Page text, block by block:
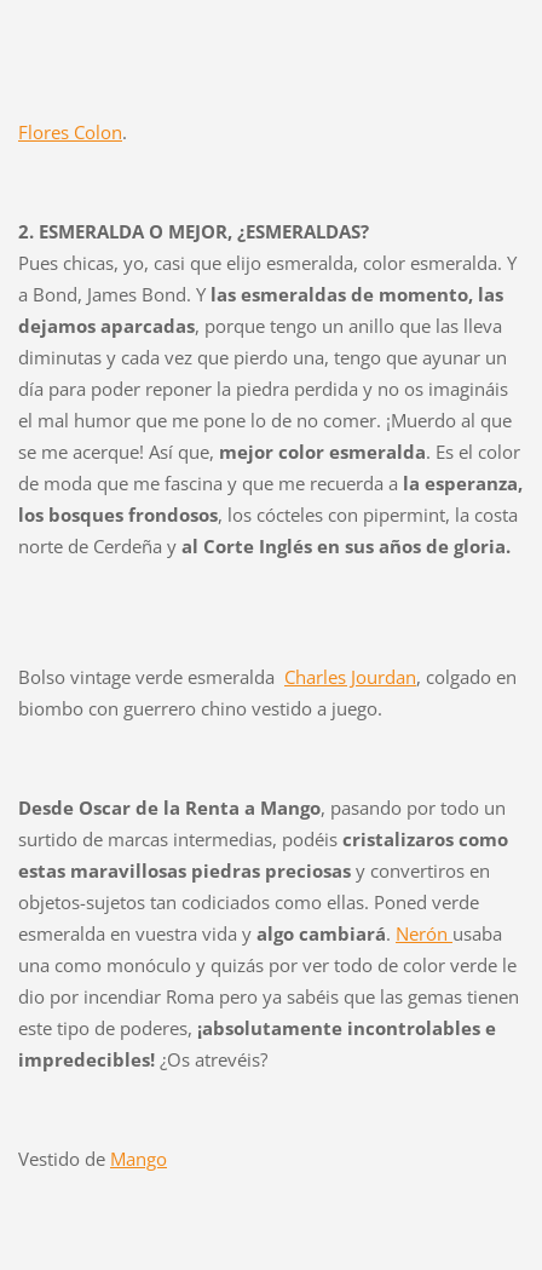
Flores Colon.
2. ESMERALDA O MEJOR, ¿ESMERALDAS?
Pues chicas, yo, casi que elijo esmeralda, color esmeralda. Y
a Bond, James Bond. Y las esmeraldas de momento, las
dejamos aparcadas, porque tengo un anillo que las lleva
diminutas y cada vez que pierdo una, tengo que ayunar un
día para poder reponer la piedra perdida y no os imagináis
el mal humor que me pone lo de no comer. ¡Muerdo al que
se me acerque! Así que, mejor color esmeralda. Es el color
de moda que me fascina y que me recuerda a la esperanza,
los bosques frondosos, los cócteles con pipermint, la costa
norte de Cerdeña y al Corte Inglés en sus años de gloria.
Bolso vintage verde esmeralda Charles Jourdan, colgado en
biombo con guerrero chino vestido a juego.
Desde Oscar de la Renta a Mango, pasando por todo un
surtido de marcas intermedias, podéis cristalizaros como
estas maravillosas piedras preciosasy convertiros en
objetos-sujetos tan codiciados como ellas. Poned verde
esmeralda en vuestra vida y algo cambiará. Nerón usaba
una como monóculo y quizás por ver todo de color verde le
dio por incendiar Roma pero ya sabéis que las gemas tienen
este tipo de poderes, ¡absolutamente incontrolables e
impredecibles!¿Os atrevéis?
Vestido de Mango